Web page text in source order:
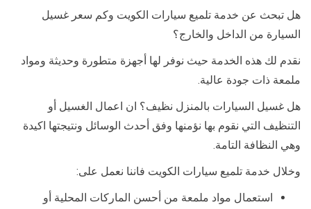
هل تبحث عن خدمة تلميع سيارات الكويت وكم سعر غسيل
السيارة من الداخل والخارج؟
نقدم لك هذه الخدمة حيث نوفر لها أجهزة متطورة وحديثة ومواد
ملمعة ذات جودة عالية.
هل غسيل السيارات بالمنزل نظيف؟ ان اعمال الغسيل أو
التنظيف التي نقوم بها نؤمنها وفق أحدث الوسائل ونتيجتها اكيدة
وهي النظافة التامة.
وخلال خدمة تلميع سيارات الكويت فاننا نعمل على:
استعمال مواد ملمعة من أحسن الماركات المحلية أو